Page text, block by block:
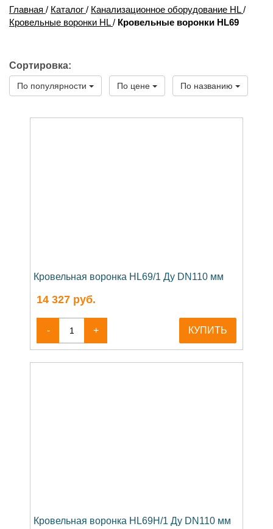
Главная / Каталог / Канализационное оборудование HL /
Кровельные воронки HL / Кровельные воронки HL69
Сортировка:
По популярности По цене По названию
Кровельная воронка HL69/1 Ду DN110 мм
14 327 руб.
- + КУПИТЬ
Кровельная воронка HL69H/1 Ду DN110 мм